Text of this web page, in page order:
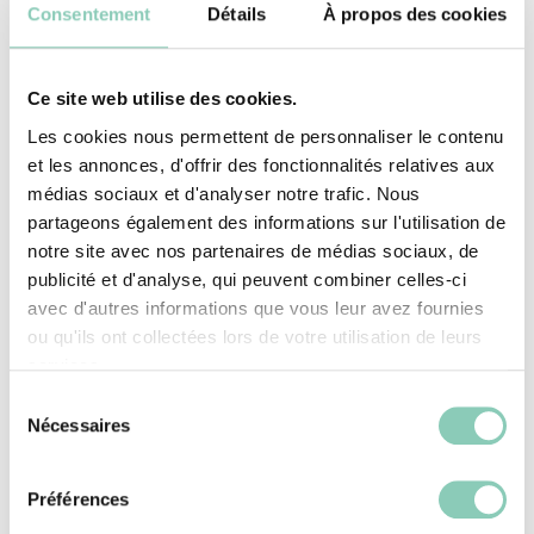
Consentement Détails À propos des cookies
Ce site web utilise des cookies.
Les cookies nous permettent de personnaliser le contenu
et les annonces, d'offrir des fonctionnalités relatives aux
médias sociaux et d'analyser notre trafic. Nous
partageons également des informations sur l'utilisation de
notre site avec nos partenaires de médias sociaux, de
publicité et d'analyse, qui peuvent combiner celles-ci
avec d'autres informations que vous leur avez fournies
ou qu'ils ont collectées lors de votre utilisation de leurs
Nécessaires
Préférences
Comment réaliser mon
Tout d’abord, si vous n’effectuez pas un
paillage permanent, mais uniquement au
printemps et à l’été, ne l’installez pas trop
tôt… En effet, si l’on paille le sol de manière
précoce, il risque de ne pas être
suffisamment réchauffé. Nous vous
deuxième semaine de mai, et de vous